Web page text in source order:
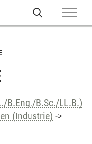
B.Eng./B.Sc./LL.B.)
(Industrie) ->